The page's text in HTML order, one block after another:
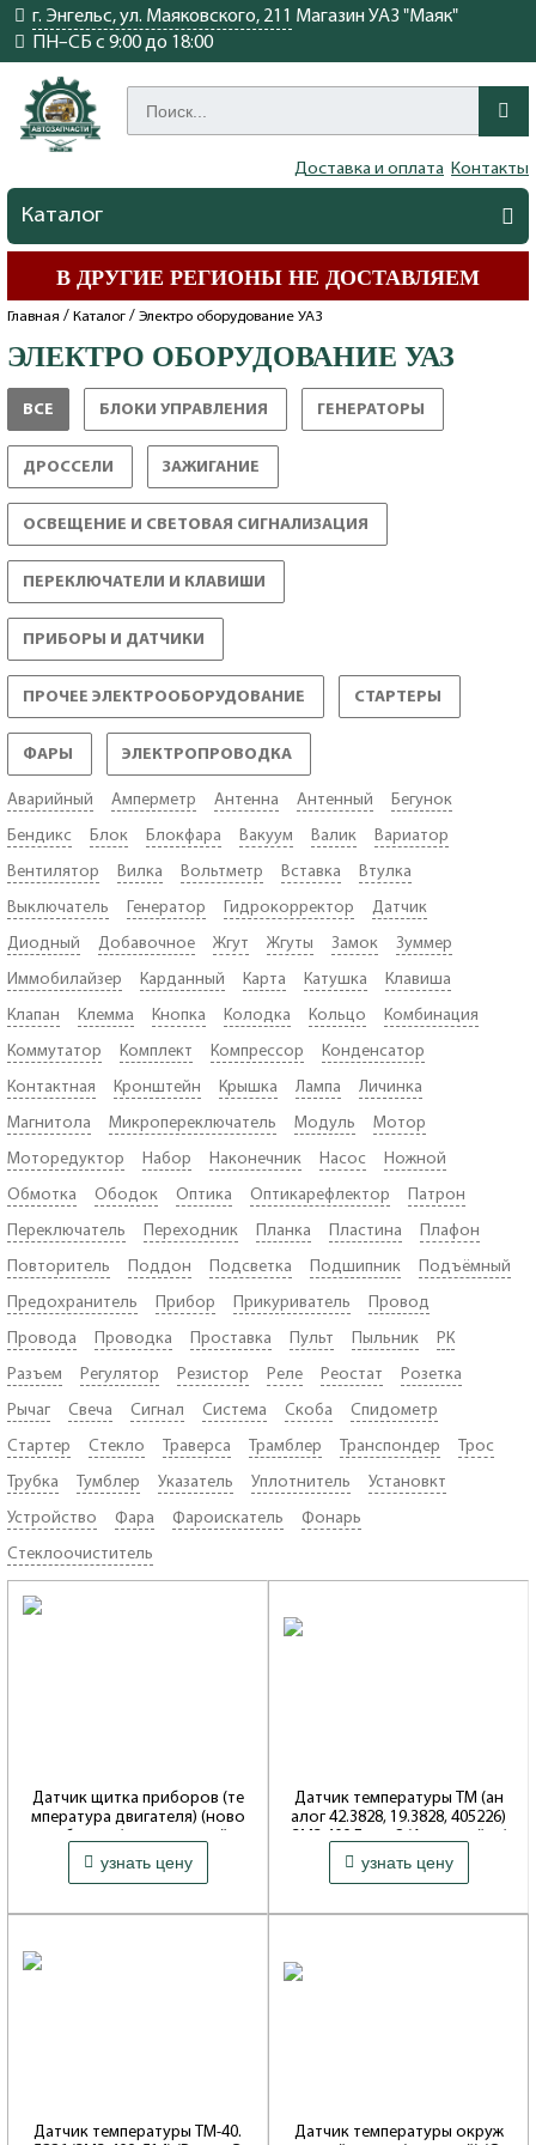
г. Энгельс, ул. Маяковского, 211 Магазин УАЗ "Маяк"
ПН–СБ с 9:00 до 18:00
Доставка и оплата Контакты
Каталог
В ДРУГИЕ РЕГИОНЫ НЕ ДОСТАВЛЯЕМ
Главная / Каталог / Электро оборудование УАЗ
ЭЛЕКТРО ОБОРУДОВАНИЕ УАЗ
ВСЕ
БЛОКИ УПРАВЛЕНИЯ
УАЗ
ГЕНЕРАТОРЫ
УАЗ
ДРОССЕЛИ
УАЗ
ЗАЖИГАНИЕ
УАЗ
ОСВЕЩЕНИЕ И СВЕТОВАЯ СИГНАЛИЗАЦИЯ
УАЗ
ПЕРЕКЛЮЧАТЕЛИ И КЛАВИШИ
УАЗ
ПРИБОРЫ И ДАТЧИКИ
УАЗ
ПРОЧЕЕ ЭЛЕКТРООБОРУДОВАНИЕ
УАЗ
СТАРТЕРЫ
УАЗ
ФАРЫ
УАЗ
ЭЛЕКТРОПРОВОДКА
УАЗ
Аварийный Амперметр Антенна Антенный Бегунок
Бендикс Блок Блокфара Вакуум Валик Вариатор
Вентилятор Вилка Вольтметр Вставка Втулка
Выключатель Генератор Гидрокорректор Датчик
Диодный Добавочное Жгут Жгуты Замок Зуммер
Иммобилайзер Карданный Карта Катушка Клавиша
Клапан Клемма Кнопка Колодка Кольцо Комбинация
Коммутатор Комплект Компрессор Конденсатор
Контактная Кронштейн Крышка Лампа Личинка
Магнитола Микропереключатель Модуль Мотор
Моторедуктор Набор Наконечник Насос Ножной
Обмотка Ободок Оптика Оптикарефлектор Патрон
Переключатель Переходник Планка Пластина Плафон
Повторитель Поддон Подсветка Подшипник Подъёмный
Предохранитель Прибор Прикуриватель Провод
Провода Проводка Проставка Пульт Пыльник РК
Разъем Регулятор Резистор Реле Реостат Розетка
Рычаг Свеча Сигнал Система Скоба Спидометр
Стартер Стекло Траверса Трамблер Транспондер Трос
Трубка Тумблер Указатель Уплотнитель Установкт
Устройство Фара Фароискатель Фонарь
Стеклоочиститель
Датчик щитка приборов (те
мпература двигателя) (ново
вигатель) Уаз Хантер, Буханк
а (Автоприбор Владимир) 3
1 800 ₽
узнать цену
Датчик температуры ТМ (ан
алог 42.3828, 19.3828, 405226)
Калуга) 3163-00-3828000-300
Артикул: 42.3828
469
300 ₽узнать цену
Датчик температуры ТМ-40.
Датчик температуры окруж